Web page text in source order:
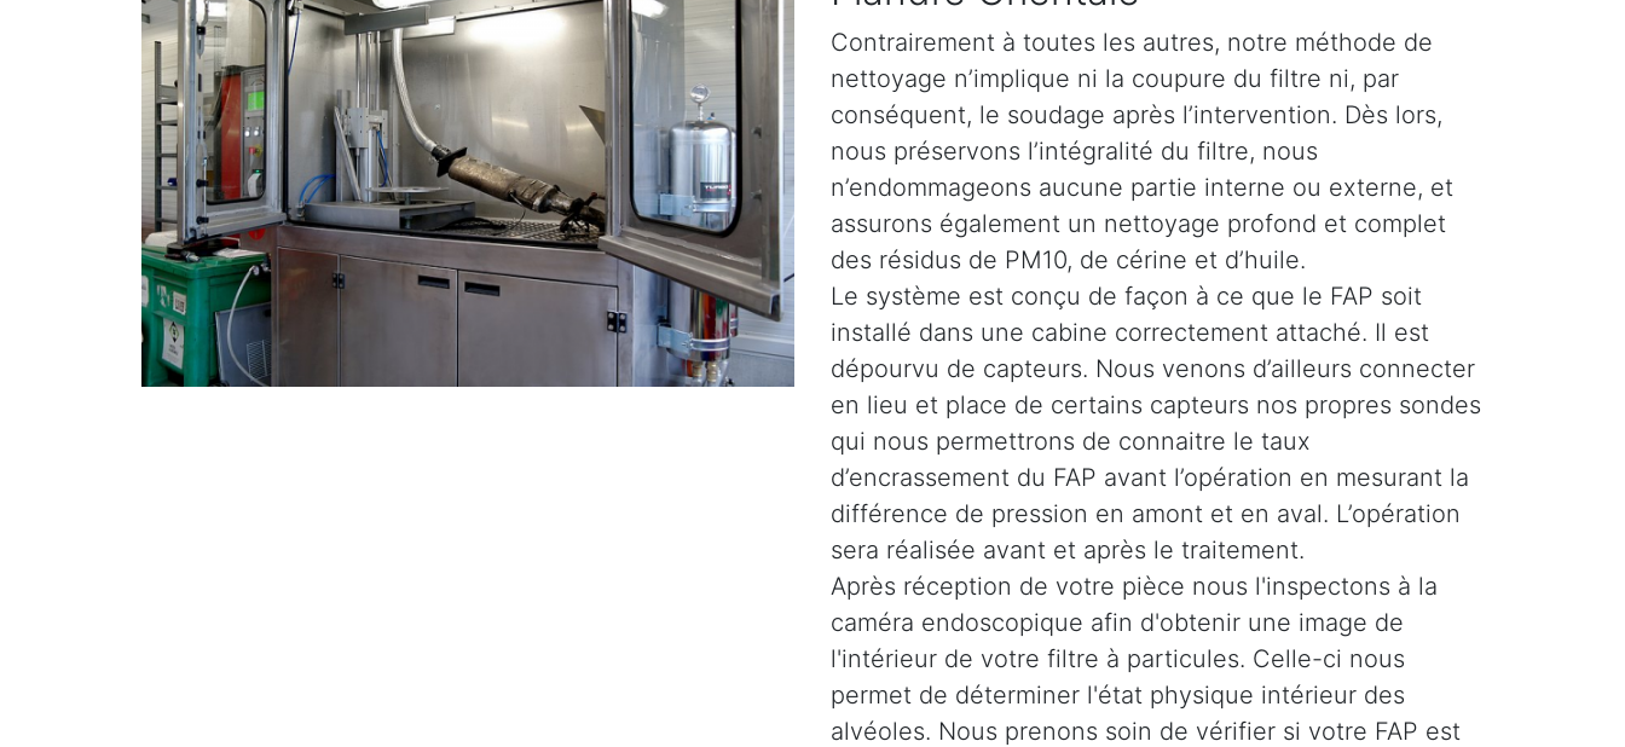
Contrairement à toutes les autres, notre méthode de
nettoyage n’implique ni la coupure du filtre ni, par
conséquent, le soudage après l’intervention. Dès lors,
nous préservons l’intégralité du filtre, nous
n’endommageons aucune partie interne ou externe, et
assurons également un nettoyage profond et complet
des résidus de PM10, de cérine et d’huile.
Le système est conçu de façon à ce que le FAP soit
installé dans une cabine correctement attaché. Il est
dépourvu de capteurs. Nous venons d’ailleurs connecter
en lieu et place de certains capteurs nos propres sondes
qui nous permettrons de connaitre le taux
d’encrassement du FAP avant l’opération en mesurant la
différence de pression en amont et en aval. L’opération
sera réalisée avant et après le traitement.
Après réception de votre pièce nous l'inspectons à la
caméra endoscopique afin d'obtenir une image de
l'intérieur de votre filtre à particules. Celle-ci nous
permet de déterminer l'état physique intérieur des
alvéoles. Nous prenons soin de vérifier si votre FAP est